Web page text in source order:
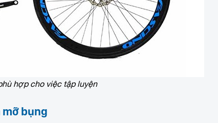
hợp cho việc tập luyện
mỡ bụng